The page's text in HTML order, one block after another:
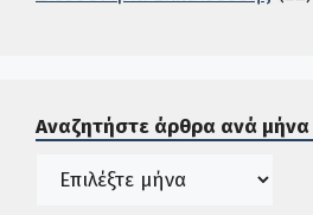
Αναζητήστε άρθρα ανά μήνα
Ιστορικό